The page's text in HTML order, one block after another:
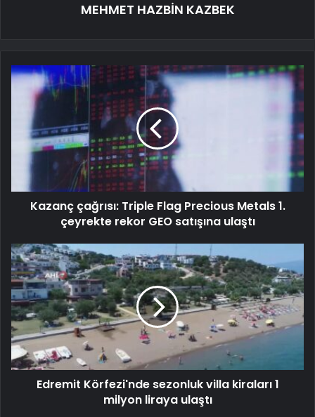
MEHMET HAZBİN KAZBEK
Kazanç çağrısı: Triple Flag Precious Metals 1.
çeyrekte rekor GEO satışına ulaştı
Edremit Körfezi'nde sezonluk villa kiraları 1
milyon liraya ulaştı